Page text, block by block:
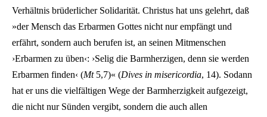
Verhältnis brüderlicher Solidarität. Christus hat uns gelehrt, daß
»der Mensch das Erbarmen Gottes nicht nur empfängt und
erfährt, sondern auch berufen ist, an seinen Mitmenschen
›Erbarmen zu üben‹: ›Selig die Barmherzigen, denn sie werden
Erbarmen finden‹ (Mt5,7)« (Dives in misericordia, 14). Sodann
hat er uns die vielfältigen Wege der Barmherzigkeit aufgezeigt,
die nicht nur Sünden vergibt, sondern die auch allen